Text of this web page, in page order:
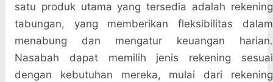
satu produk utama yang tersedia adalah rekening
tabungan, yang memberikan fleksibilitas dalam
menabung dan mengatur keuangan harian.
Nasabah dapat memilih jenis rekening sesuai
dengan kebutuhan mereka, mulai dari rekening